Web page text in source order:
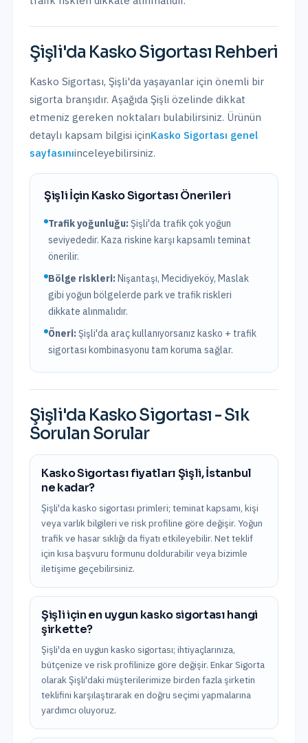
Şişli'da Kasko Sigortası Rehberi
Kasko Sigortası, Şişli'da yaşayanlar için önemli bir
sigorta branşıdır. Aşağıda Şişli özelinde dikkat
etmeniz gereken noktaları bulabilirsiniz. Ürünün
detaylı kapsam bilgisi içinKasko Sigortası genel
sayfasınıinceleyebilirsiniz.
Şişliİçin Kasko SigortasıÖnerileri
Trafik yoğunluğu:Şişli'da trafik çok yoğun
seviyededir. Kaza riskine karşı kapsamlı teminat
önerilir.
Bölge riskleri:Nişantaşı, Mecidiyeköy, Maslak
gibi yoğun bölgelerde park ve trafik riskleri
dikkate alınmalıdır.
Öneri:Şişli'da araç kullanıyorsanız kasko + trafik
sigortası kombinasyonu tam koruma sağlar.
Şişli'da Kasko Sigortası - Sık
Sorulan Sorular
Kasko Sigortası fiyatları Şişli, İstanbul
ne kadar?
Şişli'da kasko sigortası primleri; teminat kapsamı, kişi
veya varlık bilgileri ve risk profiline göre değişir. Yoğun
trafik ve hasar sıklığı da fiyatı etkileyebilir. Net teklif
için kısa başvuru formunu doldurabilir veya bizimle
iletişime geçebilirsiniz.
Şişli için en uygun kasko sigortası hangi
şirkette?
Şişli'da en uygun kasko sigortası; ihtiyaçlarınıza,
bütçenize ve risk profilinize göre değişir. Enkar Sigorta
olarak Şişli'daki müşterilerimize birden fazla şirketin
teklifini karşılaştırarak en doğru seçimi yapmalarına
yardımcı oluyoruz.